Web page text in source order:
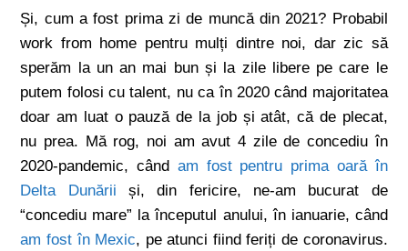
Și, cum a fost prima zi de muncă din 2021? Probabil
work from home pentru mulți dintre noi, dar zic să
sperăm la un an mai bun și la zile libere pe care le
putem folosi cu talent, nu ca în 2020 când majoritatea
doar am luat o pauză de la job și atât, că de plecat,
nu prea. Mă rog, noi am avut 4 zile de concediu în
2020-pandemic, când am fost pentru prima oară în
Delta Dunării și, din fericire, ne-am bucurat de
“concediu mare” la începutul anului, în ianuarie, când
am fost în Mexic, pe atunci fiind feriți de coronavirus.